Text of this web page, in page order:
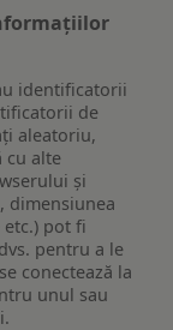
identificatorii
de
aleatoriu,
cu alte
și
dimensiunea
pot fi
pentru a le
conectează la
unul sau